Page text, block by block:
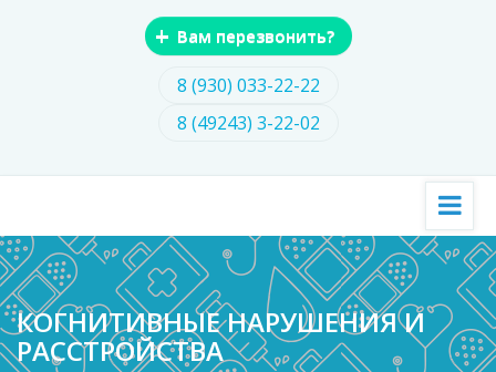
+ Вам перезвонить?
8 (930) 033-22-22
8 (49243) 3-22-02
КОГНИТИВНЫЕ НАРУШЕНИЯ И
РАССТРОЙСТВА